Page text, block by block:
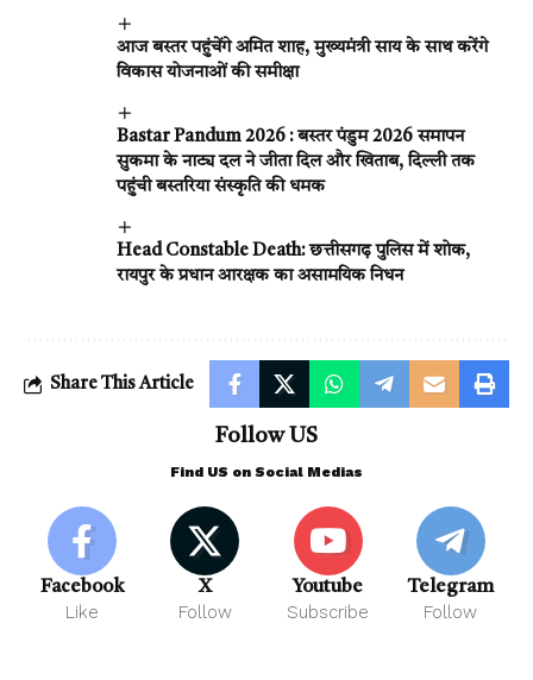
आज बस्तर पहुंचेंगे अमित शाह, मुख्यमंत्री साय के साथ करेंगे
विकास योजनाओं की समीक्षा
Bastar Pandum 2026 : बस्तर पंडुम 2026 समापन
सुकमा के नाट्य दल ने जीता दिल और खिताब, दिल्ली तक
पहुंची बस्तरिया संस्कृति की धमक
Head Constable Death: छत्तीसगढ़ पुलिस में शोक,
रायपुर के प्रधान आरक्षक का असामयिक निधन
Share This Article
Follow US
Find US on Social Medias
Facebook
Like
X
Follow
Youtube
Subscribe
Telegram
Follow